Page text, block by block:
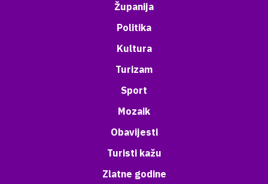
Županija
Politika
Kultura
Turizam
Sport
Mozaik
Obavijesti
Turisti kažu
Zlatne godine